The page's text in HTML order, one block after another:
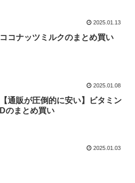
2025.01.13
ココナッツミルクのまとめ買い
2025.01.08
【通販が圧倒的に安い】ビタミン
Dのまとめ買い
2025.01.03